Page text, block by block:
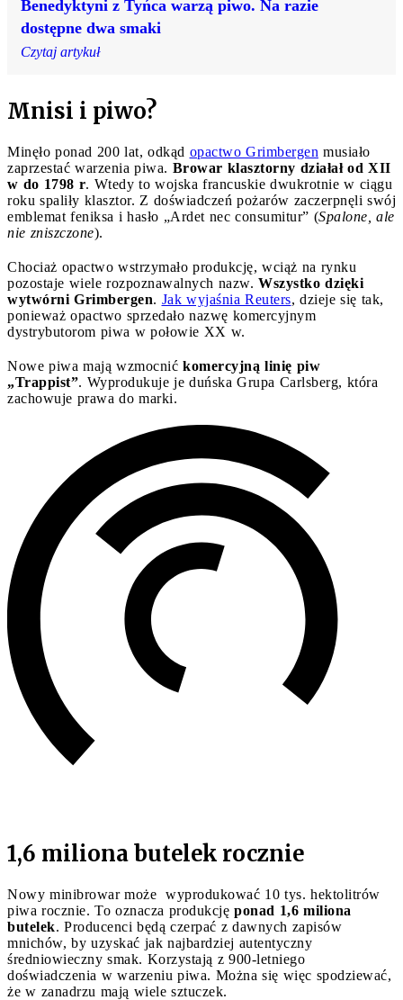
Benedyktyni z Tyńca warzą piwo. Na razie
dostępne dwa smaki
Czytaj artykuł
Mnisi i piwo?
Minęło ponad 200 lat, odkąd opactwo Grimbergen musiało
zaprzestać warzenia piwa. Browar klasztorny działał od XII
w do 1798 r. Wtedy to wojska francuskie dwukrotnie w ciągu
roku spaliły klasztor. Z doświadczeń pożarów zaczerpnęli swój
emblemat feniksa i hasło „Ardet nec consumitur” (Spalone, ale
nie zniszczone).
Chociaż opactwo wstrzymało produkcję, wciąż na rynku
pozostaje wiele rozpoznawalnych nazw. Wszystko dzięki
wytwórni Grimbergen. Jak wyjaśnia Reuters, dzieje się tak,
ponieważ opactwo sprzedało nazwę komercyjnym
dystrybutorom piwa w połowie XX w.
Nowe piwa mają wzmocnić komercyjną linię piw
„Trappist”. Wyprodukuje je duńska Grupa Carlsberg, która
zachowuje prawa do marki.
1,6 miliona butelek rocznie
Nowy minibrowar może wyprodukować 10 tys. hektolitrów
piwa rocznie. To oznacza produkcję ponad 1,6 miliona
butelek. Producenci będą czerpać z dawnych zapisów
mnichów, by uzyskać jak najbardziej autentyczny
średniowieczny smak. Korzystają z 900-letniego
doświadczenia w warzeniu piwa. Można się więc spodziewać,
że w zanadrzu mają wiele sztuczek.